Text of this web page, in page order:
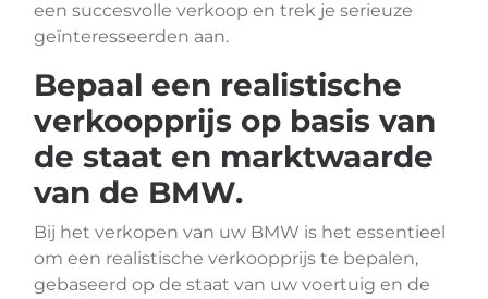
een succesvolle verkoop en trek je serieuze
geïnteresseerden aan.
Bepaal een realistische
verkoopprijs op basis van
de staat en marktwaarde
van de BMW.
Bij het verkopen van uw BMW is het essentieel
om een realistische verkoopprijs te bepalen,
gebaseerd op de staat van uw voertuig en de